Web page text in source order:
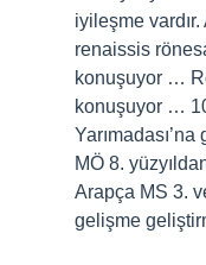
iyileşme
renaissis
konuşuyor …
konuşuyor …
MÖ 8.
Arapça MS 3.
gelişme